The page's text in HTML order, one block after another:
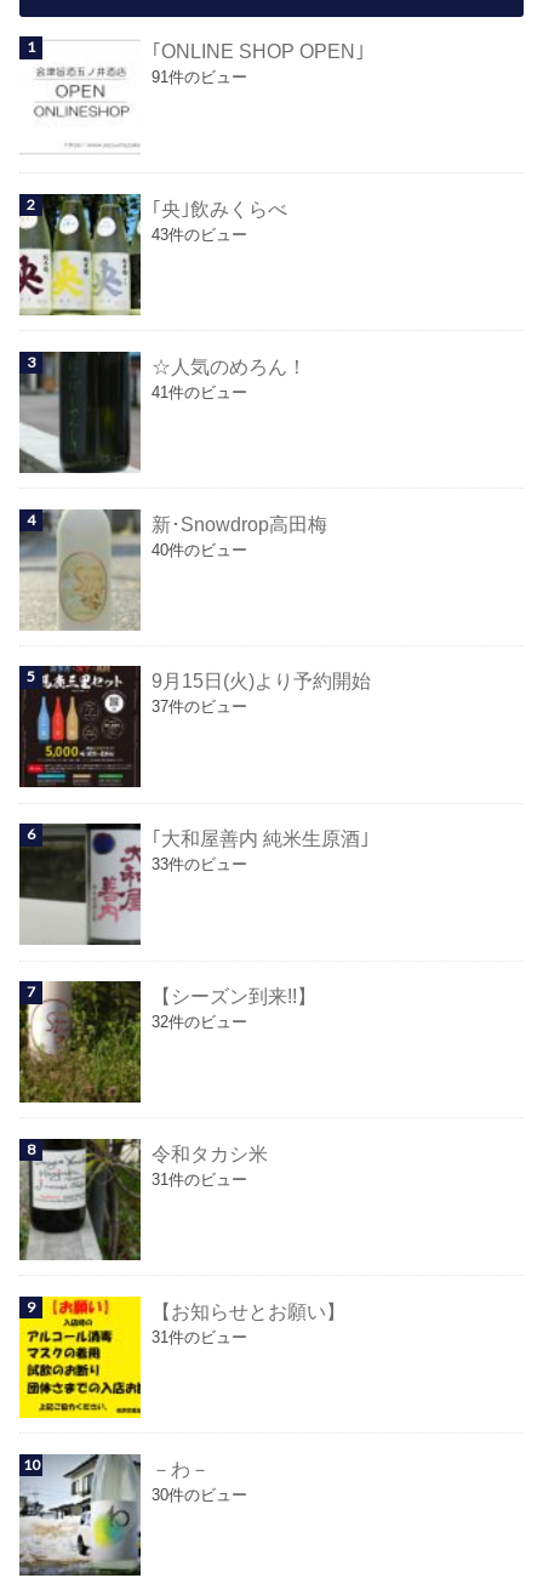
｢ONLINE SHOP OPEN｣
91件のビュー
｢央｣飲みくらべ
43件のビュー
☆人気のめろん！
41件のビュー
新･Snowdrop高田梅
40件のビュー
9月15日(火)より予約開始
37件のビュー
｢大和屋善内 純米生原酒｣
33件のビュー
【シーズン到来!!】
32件のビュー
令和タカシ米
31件のビュー
【お知らせとお願い】
31件のビュー
－わ－
30件のビュー